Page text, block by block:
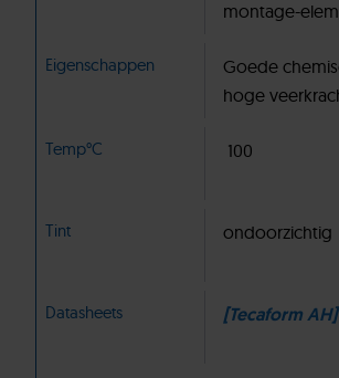
montage-
Eigenschappen
Goede
hoge
Temp°C 100
Tint ondoorzichtig
Datasheets [Tecaform AH]